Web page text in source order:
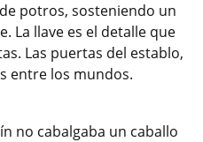
potros, sosteniendo un
La llave es el detalle que
Las puertas del establo,
entre los mundos.
no cabalgaba un caballo